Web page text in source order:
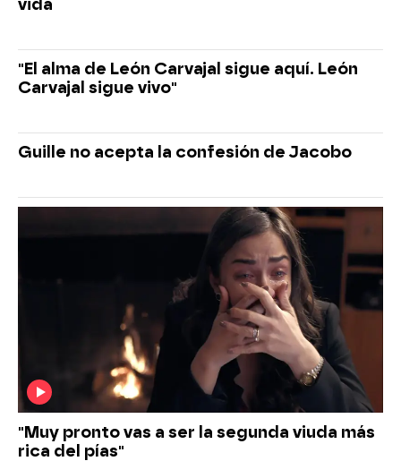
vida
"El alma de León Carvajal sigue aquí. León
Carvajal sigue vivo"
Guille no acepta la confesión de Jacobo
"Muy pronto vas a ser la segunda viuda más
rica del pías"